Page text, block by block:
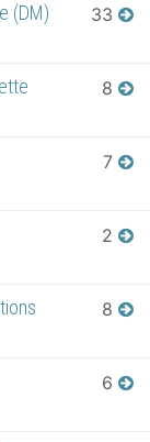
(DM) 33
8
7
2
8
6